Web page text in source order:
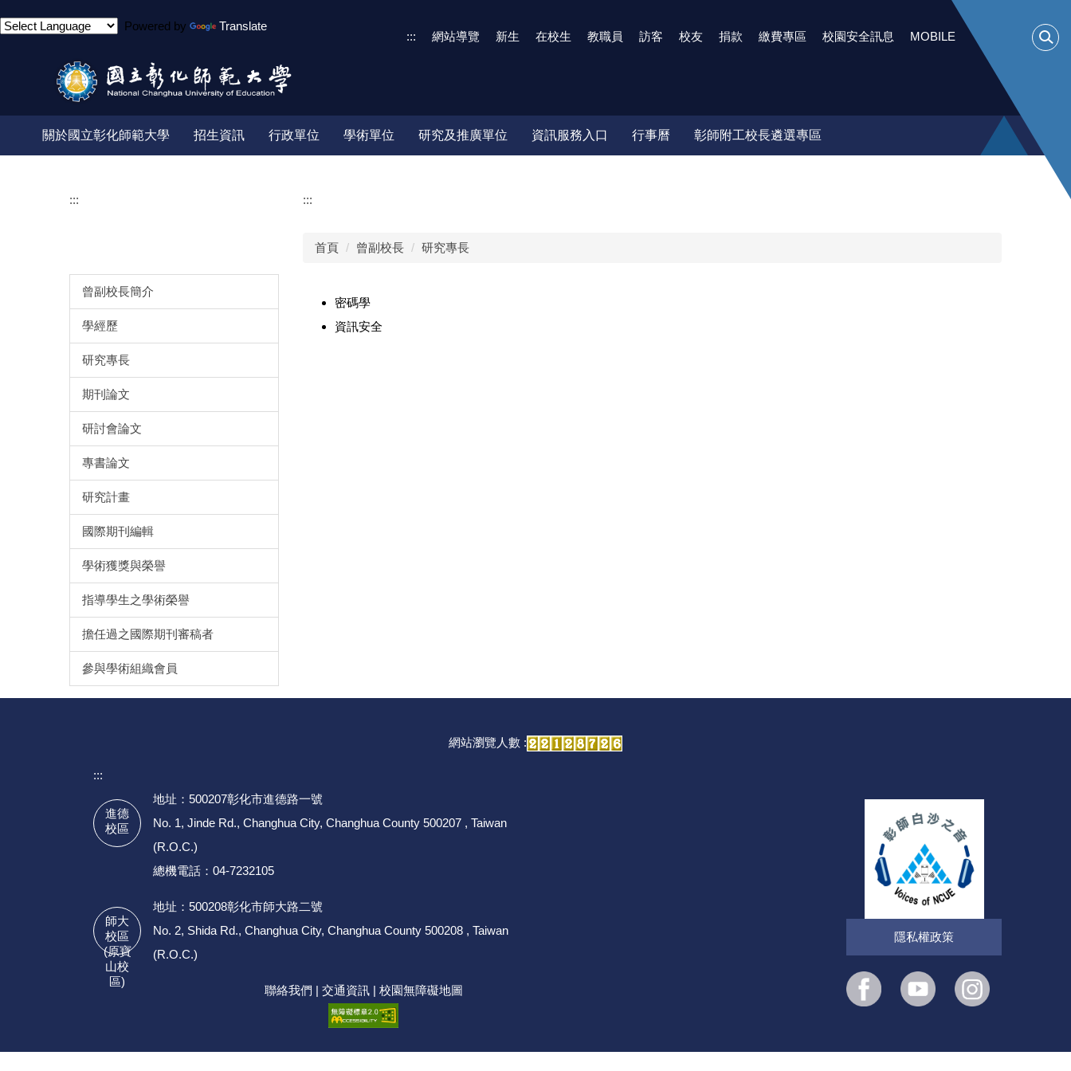
到
區
Powered by Translate
::: 網站導覽 新生 在校生 教職員 訪客 校友 捐款 繳費專區 校園安全訊息 MOBILE
關於國立彰化師範大學 招生資訊 行政單位 學術單位 研究及推廣單位 資訊服務入口 行事曆 彰師附工校長遴選專區
:::
曾副校長簡介
學經歷
研究專長
期刊論文
研討會論文
專書論文
研究計畫
國際期刊編輯
學術獲獎與榮譽
指導學生之學術榮譽
擔任過之國際期刊審稿者
參與學術組織會員
:::
首頁 曾副校長 研究專長
密碼學
資訊安全
網站瀏覽人數 :
:::
進德
校區
地址：500207彰化市進德路一號
No. 1, Jinde Rd., Changhua City, Changhua County 500207 , Taiwan
(R.O.C.)
總機電話：04-7232105
師大
校區
(原寶
山校
區)
地址：500208彰化市師大路二號
No. 2, Shida Rd., Changhua City, Changhua County 500208 , Taiwan
(R.O.C.)
聯絡我們 | 交通資訊| 校園無障礙地圖
隱私權政策